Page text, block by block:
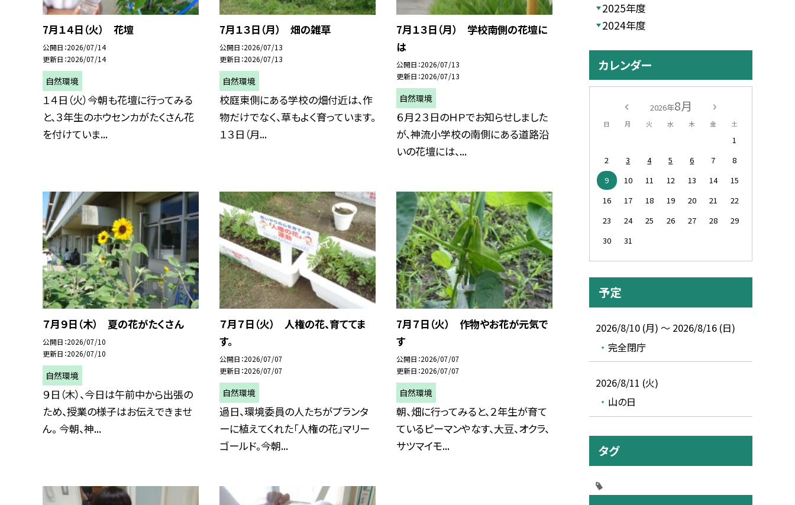
7月１４日（火） 花壇
公開日 2026/07/14
更新日 2026/07/14
自然環境
１４日（火）今朝も花壇に行ってみる
と、３年生のホウセンカがたくさん花
を付けていま...
7月１３日（月） 畑の雑草
公開日 2026/07/13
更新日 2026/07/13
自然環境
校庭東側にある学校の畑付近は、作
物だけでなく、草もよく育っています。
１３日（月...
7月１３日（月） 学校南側の花壇に
は
公開日 2026/07/13
更新日 2026/07/13
自然環境
６月２３日のＨＰでお知らせしました
が、神流小学校の南側にある道路沿
いの花壇には、...
７月９日（木） 夏の花がたくさん
公開日 2026/07/10
更新日 2026/07/10
自然環境
９日（木）、今日は午前中から出張の
ため、授業の様子はお伝えできませ
ん。 今朝、神...
７月７日（火） 人権の花、育ててま
す。
公開日 2026/07/07
更新日 2026/07/07
自然環境
過日、環境委員の人たちがプランタ
ーに植えてくれた「人権の花」マリー
ゴールド。今朝...
7月７日（火） 作物やお花が元気で
す
公開日 2026/07/07
更新日 2026/07/07
自然環境
朝、畑に行ってみると、２年生が育て
ているピーマンやなす、大豆、オクラ、
サツマイモ...
2025年度
2024年度
カレンダー
2026年8月
日 月 火 水 木 金 土
1
2
3 4 5 6 7
8
9
10 11 12 13 14
15
16
17 18 19 20 21
22
23
24 25 26 27 28
29
30
31
予定
2026/8/10 (月) ～ 2026/8/16 (日)
完全閉庁
2026/8/11 (火)
山の日
タグ